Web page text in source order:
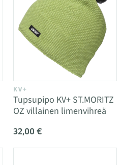
KV+
Tupsupipo KV+ ST.MORITZ
OZ villainen limenvihreä
32,00 €